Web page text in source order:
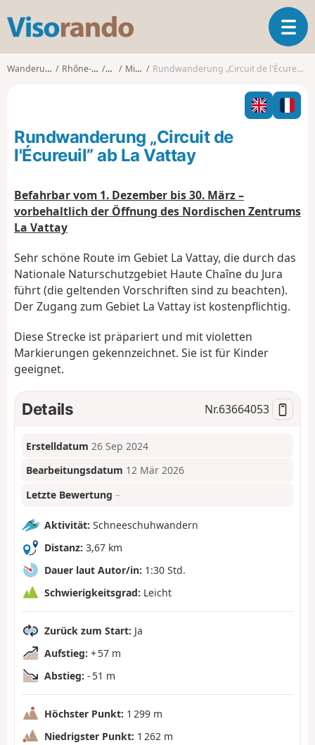
s
o
o
T
o
l
n
t
n
Wanderungen Rhône-Alpes Ain Mijoux Rundwanderung „Circuit de l'Écureuil” ab La Vattay
Rundwanderung „Circuit de
l'Écureuil” ab La Vattay
Befahrbar vom 1. Dezember bis 30. März –
vorbehaltlich der Öffnung des Nordischen Zentrums
La Vattay
Sehr schöne Route im Gebiet La Vattay, die durch das
Nationale Naturschutzgebiet Haute Chaîne du Jura
führt (die geltenden Vorschriften sind zu beachten).
Der Zugang zum Gebiet La Vattay ist kostenpflichtig.
Diese Strecke ist präpariert und mit violetten
Markierungen gekennzeichnet. Sie ist für Kinder
geeignet.
Details Nr.63664053
Erstelldatum 26 Sep 2024
Bearbeitungsdatum 12 Mär 2026
Letzte Bewertung –
Aktivität: Schneeschuhwandern
Distanz: 3,67 km
Dauer laut Autor/in: 1:30 Std.
Schwierigkeitsgrad: Leicht
Zurück zum Start: Ja
Aufstieg: + 57 m
Abstieg: - 51 m
Höchster Punkt: 1 299 m
Niedrigster Punkt: 1 262 m